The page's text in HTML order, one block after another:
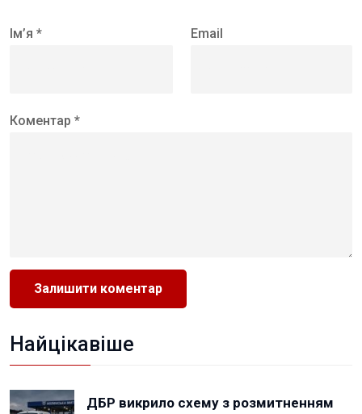
Ім’я * Email
Коментар *
Найцікавіше
ДБР викрило схему з розмитненням